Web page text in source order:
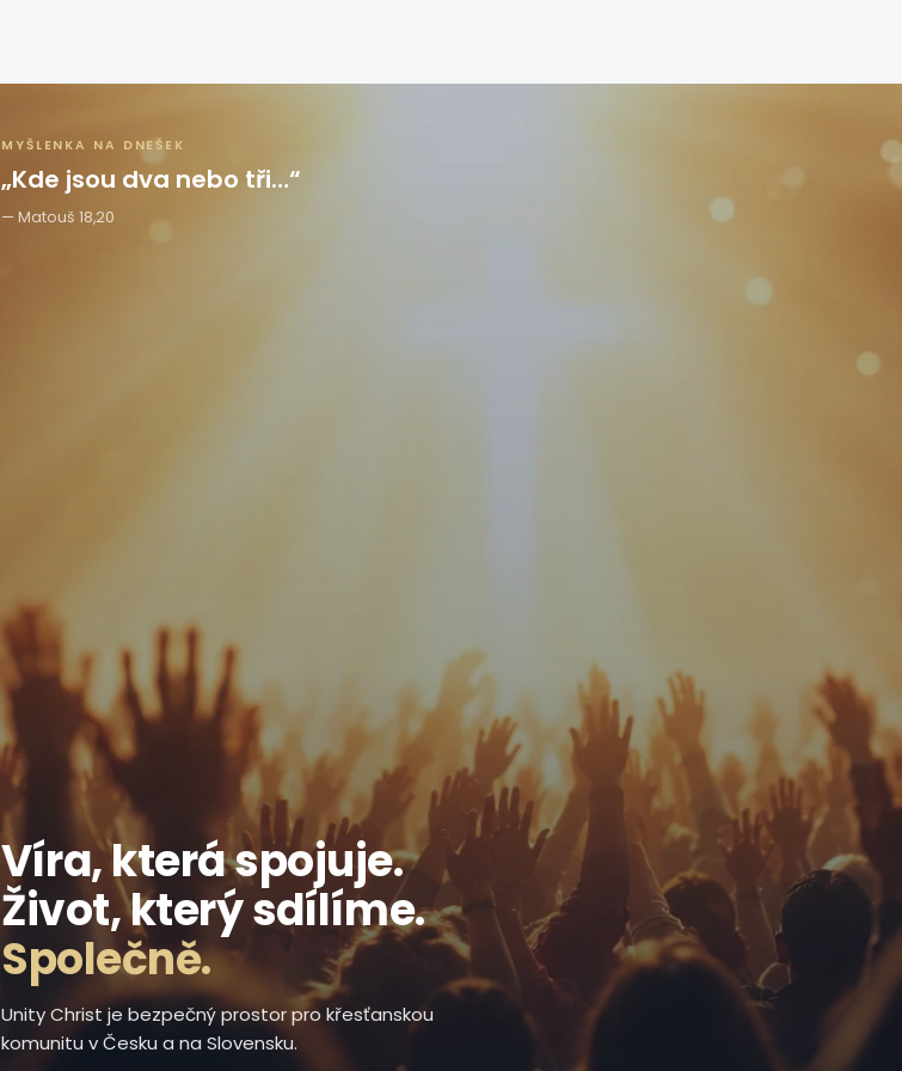
Víra, která spojuje.
Život, který sdílíme.
Společně.
Unity Christ je bezpečný prostor pro křesťanskou
komunitu v Česku a na Slovensku.
MYŠLENKA NA DNEŠEK
„Kde jsou dva nebo tři…“
Matouš 18,20